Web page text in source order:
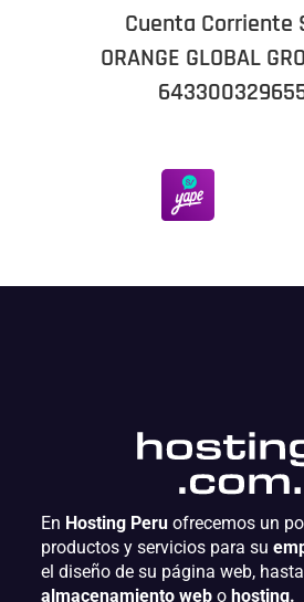
Cuenta Corriente
ORANGE GLOBAL
En Hosting Peruofrecemos un
productos y servicios para su
el diseño de su página web,
almacenamiento webo hosting.